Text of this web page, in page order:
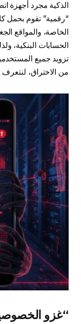
الذكية مجرد أجهزة
“رقمية” تقوم بحمل
الخاصة، والمواقع
الحسابات البنكية،
تزويد جميع
من الاختراق،
“غزو